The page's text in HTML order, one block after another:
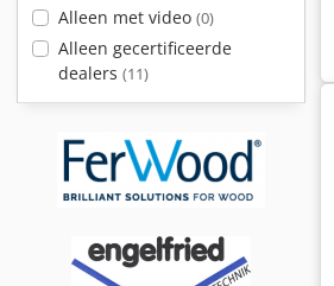
Alleen met video (0)
Alleen gecertificeerde
dealers (11)